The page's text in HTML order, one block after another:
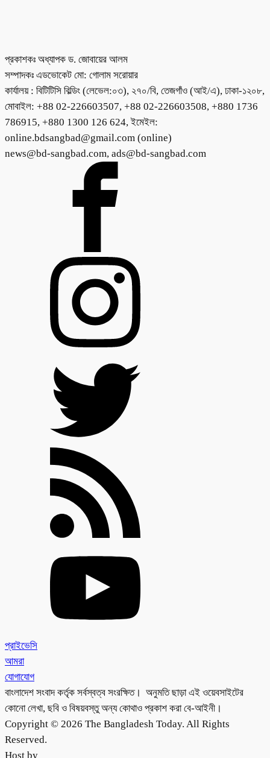
প্রকাশকঃ অধ্যাপক ড. জোবায়ের আলম
সম্পাদকঃ এডভোকেট মো: গোলাম সরোয়ার
কার্যালয় : বিটিটিসি বিল্ডিং (লেভেল:০৩), ২৭০/বি, তেজগাঁও (আই/এ), ঢাকা-১২০৮,
মোবাইল: +88 02-226603507, +88 02-226603508, +880 1736
786915, +880 1300 126 624, ইমেইল:
online.bdsangbad@gmail.com (online)
news@bd-sangbad.com, ads@bd-sangbad.com
প্রাইভেসি
আমরা
যোগাযোগ
বাংলাদেশ সংবাদ কর্তৃক সর্বস্বত্ব সংরক্ষিত। অনুমতি ছাড়া এই ওয়েবসাইটের
কোনো লেখা, ছবি ও বিষয়বস্তু অন্য কোথাও প্রকাশ করা বে-আইনী।
Copyright © 2026 The Bangladesh Today. All Rights
Reserved.
Host by